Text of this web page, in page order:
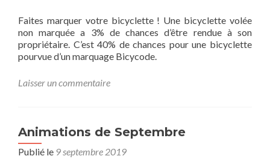
Faites marquer votre bicyclette ! Une bicyclette volée
non marquée a 3% de chances d’être rendue à son
propriétaire. C’est 40% de chances pour une bicyclette
pourvue d’un marquage Bicycode.
Laisser un commentaire
Animations de Septembre
Publié le 9 septembre 2019